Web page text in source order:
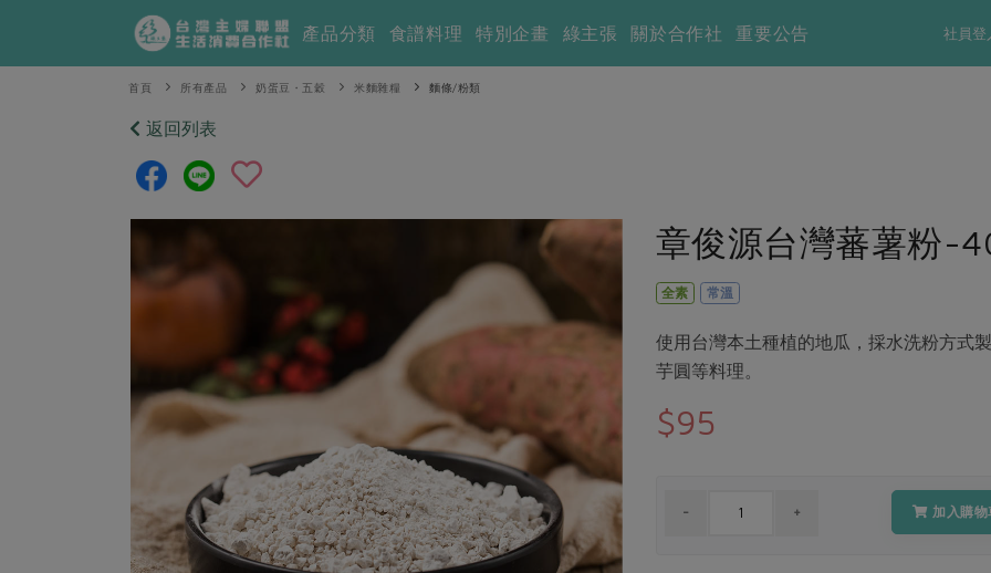
社員登
產品分類 食譜料理 特別企畫 綠主張 關於合作社 重要公告
首頁 所有產品 奶蛋豆・五穀 米麵雜糧 麵條/粉類
返回列表
章俊源台灣蕃薯粉-
全素 常溫
使用台灣本土種植的地瓜，採水洗粉方式
芋圓等料理。
$95
加入購物